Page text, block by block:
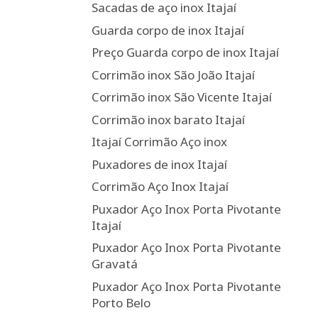
Sacadas de aço inox Itajaí
Guarda corpo de inox Itajaí
Preço Guarda corpo de inox Itajaí
Corrimão inox São João Itajaí
Corrimão inox São Vicente Itajaí
Corrimão inox barato Itajaí
Itajaí Corrimão Aço inox
Puxadores de inox Itajaí
Corrimão Aço Inox Itajaí
Puxador Aço Inox Porta Pivotante
Itajaí
Puxador Aço Inox Porta Pivotante
Gravatá
Puxador Aço Inox Porta Pivotante
Porto Belo